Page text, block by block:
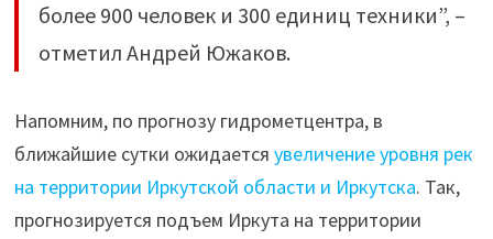
более 900 человек и 300 единиц техники”, –
отметил Андрей Южаков.
Напомним, по прогнозу гидрометцентра, в
ближайшие сутки ожидается увеличение уровня рек
на территории Иркутской области и Иркутска. Так,
прогнозируется подъем Иркута на территории